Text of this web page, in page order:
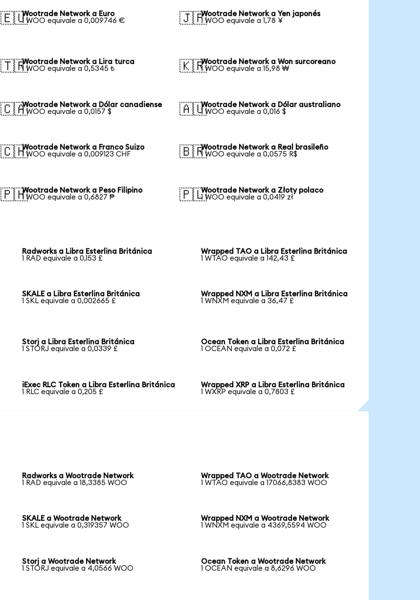
🇪🇺Wootrade Network a Euro
1 WOO equivale a 0,009746 €
🇯🇵Wootrade Network a Yen japonés
1 WOO equivale a 1,78 ¥
🇹🇷Wootrade Network a Lira turca
1 WOO equivale a 0,5345 ₺
🇰🇷Wootrade Network a Won surcoreano
1 WOO equivale a 15,98 ₩
🇨🇦Wootrade Network a Dólar canadiense
1 WOO equivale a 0,0157 $
🇦🇺Wootrade Network a Dólar australiano
1 WOO equivale a 0,016 $
🇨🇭Wootrade Network a Franco Suizo
1 WOO equivale a 0,009123 CHF
🇧🇷Wootrade Network a Real brasileño
1 WOO equivale a 0,0575 R$
🇵🇭Wootrade Network a Peso Filipino
1 WOO equivale a 0,6827 ₱
🇵🇱Wootrade Network a Złoty polaco
1 WOO equivale a 0,0419 zł
Radworks a Libra Esterlina Británica
1 RAD equivale a 0,153 £
Wrapped TAO a Libra Esterlina Británica
1 WTAO equivale a 142,43 £
SKALE a Libra Esterlina Británica
1 SKL equivale a 0,002665 £
Wrapped NXM a Libra Esterlina Británica
1 WNXM equivale a 36,47 £
Storj a Libra Esterlina Británica
1 STORJ equivale a 0,0339 £
Ocean Token a Libra Esterlina Británica
1 OCEAN equivale a 0,072 £
iExec RLC Token a Libra Esterlina Británica
1 RLC equivale a 0,205 £
Wrapped XRP a Libra Esterlina Británica
1 WXRP equivale a 0,7803 £
Radworks a Wootrade Network
1 RAD equivale a 18,3385 WOO
Wrapped TAO a Wootrade Network
1 WTAO equivale a 17066,8383 WOO
SKALE a Wootrade Network
1 SKL equivale a 0,319357 WOO
Wrapped NXM a Wootrade Network
1 WNXM equivale a 4369,5594 WOO
Storj a Wootrade Network
1 STORJ equivale a 4,0566 WOO
Ocean Token a Wootrade Network
1 OCEAN equivale a 8,6296 WOO